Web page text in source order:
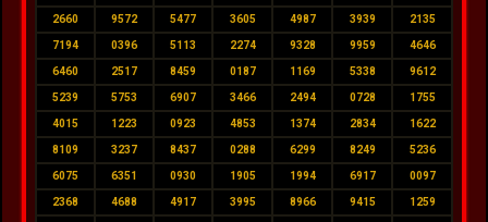
2660 9572 5477 3605 4987 3939 2135
7194 0396 5113 2274 9328 9959 4646
6460 2517 8459 0187 1169 5338 9612
5239 5753 6907 3466 2494 0728 1755
4015 1223 0923 4853 1374 2834 1622
8109 3237 8437 0288 6299 8249 5236
6075 6351 0930 1905 1994 6917 0097
2368 4688 4917 3995 8966 9415 1259